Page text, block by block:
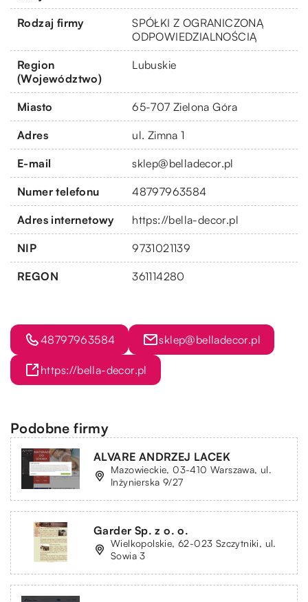
Rodzaj firmy
SPÓŁKI Z OGRANICZONĄ
ODPOWIEDZIALNOŚCIĄ
Region
(Województwo)
Lubuskie
Miasto 65-707 Zielona Góra
Adres ul. Zimna 1
E-mail sklep@belladecor.pl
Numer telefonu 48797963584
Adres internetowy https://bella-decor.pl
NIP 9731021139
REGON 361114280
48797963584 sklep@belladecor.pl
https://bella-decor.pl
Podobne firmy
ALVARE ANDRZEJ LACEK
Mazowieckie, 03-410 Warszawa, ul.
Inżynierska 9/27
Garder Sp. z o. o.
Wielkopolskie, 62-023 Szczytniki, ul.
Sowia 3